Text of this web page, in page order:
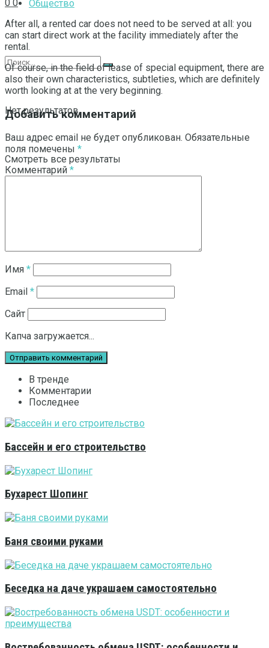
Общество
Нет результатов
Смотреть все результаты
0 0
After all, a rented car does not need to be served at all: you
can start direct work at the facility immediately after the
rental.
Of course, in the field of lease of special equipment, there are
also their own characteristics, subtleties, which are definitely
worth looking at at the very beginning.
Добавить комментарий
Ваш адрес email не будет опубликован. Обязательные
поля помечены *
Комментарий *
Имя *
Email *
Сайт
Капча загружается...
В тренде
Комментарии
Последнее
Бассейн и его строительство
Бухарест Шопинг
Баня своими руками
Беседка на даче украшаем самостоятельно